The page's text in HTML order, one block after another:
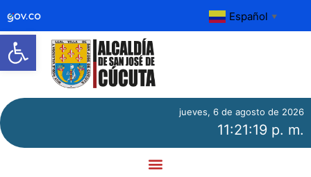
Abrir barra de herramientas
Español ▼
jueves, 6 de agosto de 2026
11:21:20 p. m.